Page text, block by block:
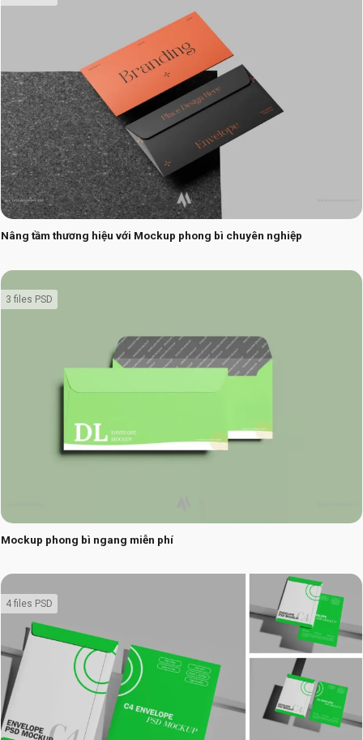
Nâng tầm thương hiệu với Mockup phong bì chuyên nghiệp
Mockup phong bì ngang miễn phí
3 files PSD
4 files PSD